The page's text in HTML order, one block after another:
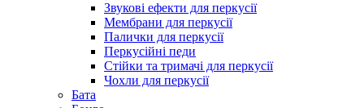
Звукові ефекти для перкусії
Мембрани для перкусії
Палички для перкусії
Перкусійні педи
Стійки та тримачі для перкусії
Чохли для перкусії
Бата